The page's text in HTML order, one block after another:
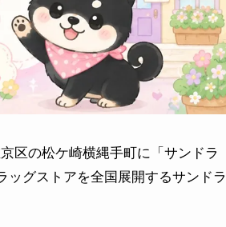
区の松ケ崎横縄手町に「サンドラ
ッグストアを全国展開するサンドラ